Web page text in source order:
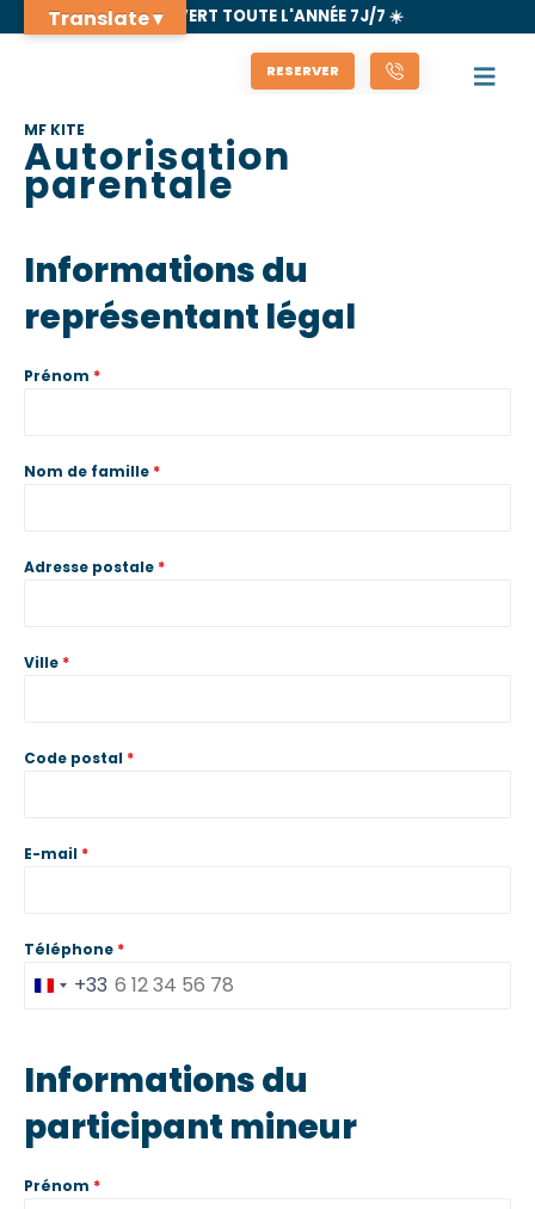
🌊 OUVERT TOUTE L'ANNÉE 7J/7 ☀️
RESERVER
MF KITE
Autorisation
parentale
Informations du
représentant légal
Prénom *
Nom de famille *
Adresse postale *
Ville *
Code postal *
E-mail *
Téléphone *
France
+33
Informations du
participant mineur
Prénom *
Translate ▾